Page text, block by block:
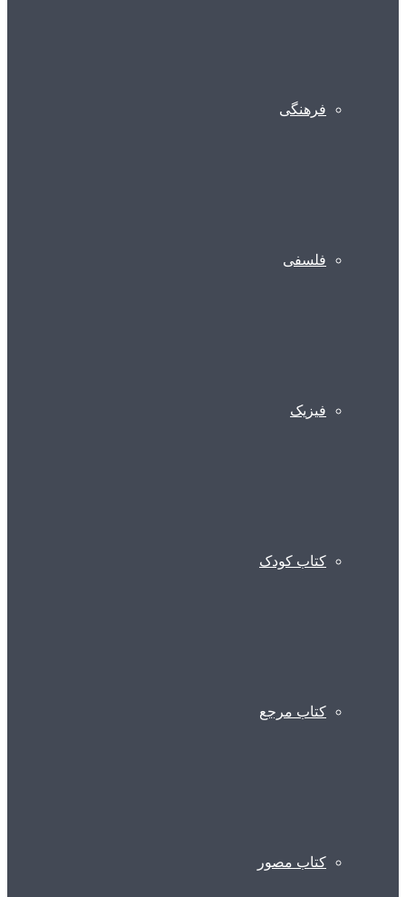
فرهنگی
فلسفی
فیزیک
کتاب کودک
کتاب مرجع
کتاب مصور